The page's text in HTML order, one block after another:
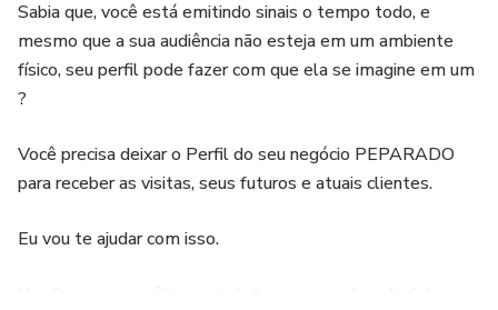
Sabia que, você está emitindo sinais o tempo todo, e
mesmo que a sua audiência não esteja em um ambiente
físico, seu perfil pode fazer com que ela se imagine em um
?
Você precisa deixar o Perfil do seu negócio PEPARADO
para receber as visitas, seus futuros e atuais clientes.
Eu vou te ajudar com isso.